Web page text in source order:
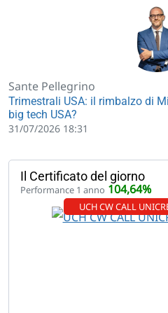
Sante Pellegrino
Trimestrali USA: il rimbalzo di
big tech USA?
31/07/2026 18:31
Il Certificato del giorno
Performance 1 anno 104,64%
UCH CW CALL